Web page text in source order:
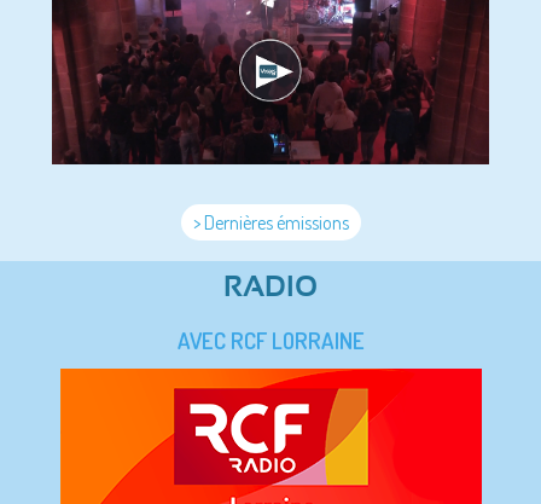
> Dernières émissions
RADIO
AVEC RCF LORRAINE